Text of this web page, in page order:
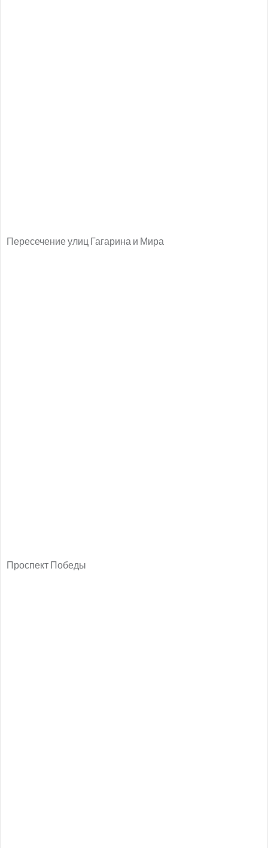
Пересечение улиц Гагарина и Мира
Проспект Победы